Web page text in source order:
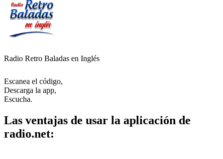
Radio Retro Baladas en Inglés
Escanea el código,
Descarga la app,
Escucha.
Las ventajas de usar la aplicación de
radio.net: